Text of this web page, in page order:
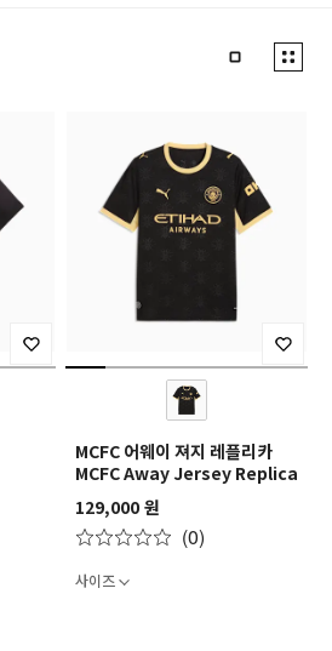
MCFC 어웨이 져지 레플리카
MCFC Away Jersey Replica
129,000 원
(0)
사이즈